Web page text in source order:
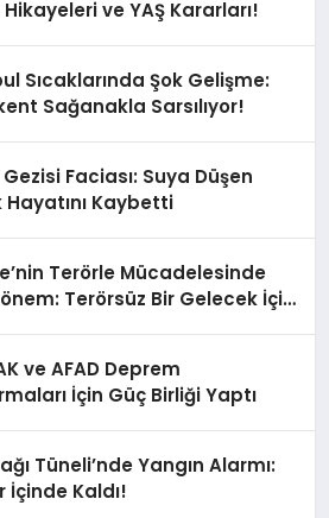
ve YAŞ Kararları!
Sıcaklarında Şok Gelişme:
Sağanakla Sarsılıyor!
Faciası: Suya Düşen
Hayatını Kaybetti
Terörle Mücadelesinde
Terörsüz Bir Gelecek İçin
ve AFAD Deprem
İçin Güç Birliği Yaptı
Tüneli’nde Yangın Alarmı:
İçinde Kaldı!